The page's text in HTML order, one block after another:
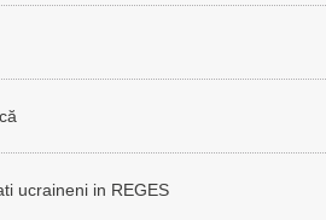
ucraineni in REGES